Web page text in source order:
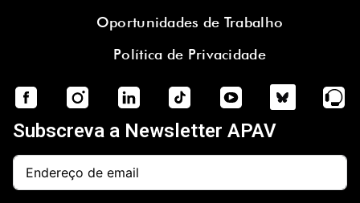
Oportunidades de Trabalho
Política de Privacidade
Subscreva a Newsletter APAV